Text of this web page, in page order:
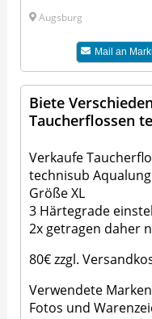
Augsburg
Mail an
Biete
Taucherflossen
Verkaufe
technisub Aqualung
Größe XL
3 Härtegrade
2x getragen daher
80€ zzgl.
Verwendete
Fotos und